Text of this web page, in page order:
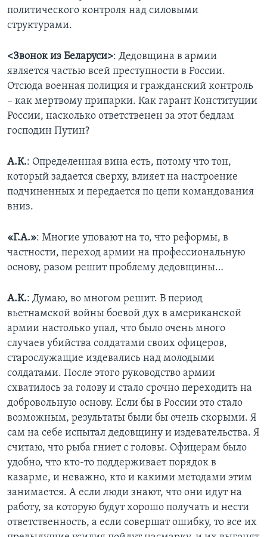
политического контроля над силовыми
структурами.
<Звонок из Беларуси>: Дедовщина в армии
является частью всей преступности в России.
Отсюда военная полиция и гражданский контроль
– как мертвому припарки. Как гарант Конституции
России, насколько ответственен за этот бедлам
господин Путин?
А.К.: Определенная вина есть, потому что тон,
который задается сверху, влияет на настроение
подчиненных и передается по цепи командования
вниз.
«Г.А.»: Многие уповают на то, что реформы, в
частности, переход армии на профессиональную
основу, разом решит проблему дедовщины…
А.К.: Думаю, во многом решит. В период
вьетнамской войны боевой дух в американской
армии настолько упал, что было очень много
случаев убийства солдатами своих офицеров,
старослужащие издевались над молодыми
солдатами. После этого руководство армии
схватилось за голову и стало срочно переходить на
добровольную основу. Если бы в России это стало
возможным, результаты были бы очень скорыми. Я
сам на себе испытал дедовщину и издевательства. Я
считаю, что рыба гниет с головы. Офицерам было
удобно, что кто-то поддерживает порядок в
казарме, и неважно, кто и какими методами этим
занимается. А если люди знают, что они идут на
работу, за которую будут хорошо получать и нести
ответственность, а если совершат ошибку, то все их